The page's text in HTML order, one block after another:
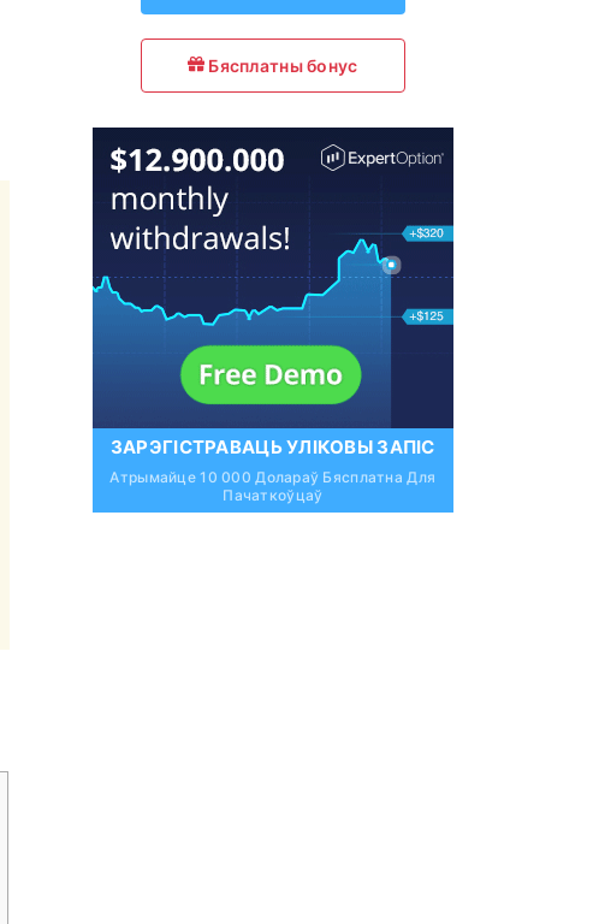
Бясплатны бонус
ЗАРЭГІСТРАВАЦЬ УЛІКОВЫ ЗАПІС
Атрымайце 10 000 Долараў Бясплатна Для
Пачаткоўцаў